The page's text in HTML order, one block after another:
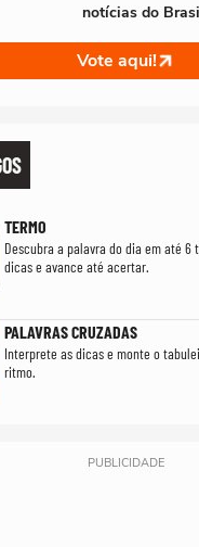
notícias do
Vote aqui!
TERMO
Descubra a palavra do dia em até 6
dicas e avance até acertar.
PALAVRAS CRUZADAS
Interprete as dicas e monte o
ritmo.
PUBLICIDADE